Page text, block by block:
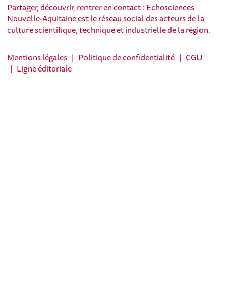
Partager, découvrir, rentrer en contact : Echosciences
Nouvelle-Aquitaine est le réseau social des acteurs de la
culture scientifique, technique et industrielle de la région.
Mentions légales | Politique de confidentialité | CGU
| Ligne éditoriale